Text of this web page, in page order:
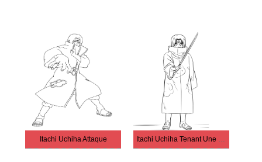
Itachi Uchiha Attaque Itachi Uchiha Tenant Une Épée